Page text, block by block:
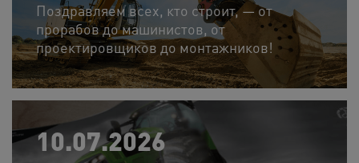
Поздравляем всех, кто строит, — от
прорабов до машинистов, от
проектировщиков до монтажников!
10.07.2026